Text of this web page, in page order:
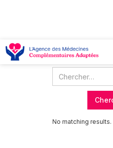
No matching results.